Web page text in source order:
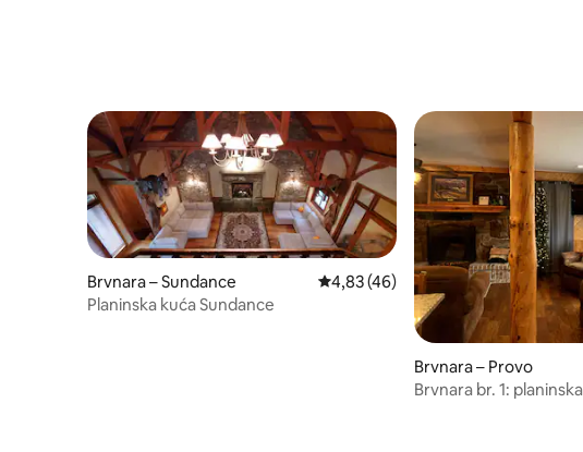
Brvnara – Sundance Prosječna ocjena: 4,83/5,
4,83 (46)
Planinska kuća Sundance
Brvnara – Provo
Brvnara br. 1: